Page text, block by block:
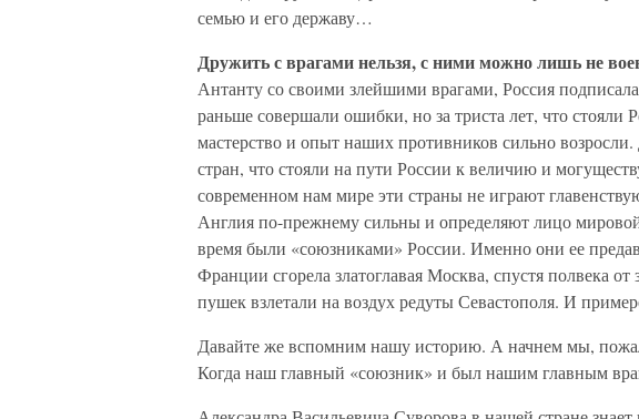
семью и его державу…
Дружить с врагами нельзя, с ними можно лишь не
Антанту со своими злейшими врагами, Россия
раньше совершали ошибки, но за триста лет, что стояли
мастерство и опыт наших противников сильно
стран, что стояли на пути России к величию и
современном нам мире эти страны не играют
Англия по-прежнему сильны и определяют лицо
время были «союзниками» России. Именно они ее
Франции сгорела златоглавая Москва, спустя полвека
пушек взлетали на воздух редуты Севастополя. И
Давайте же вспомним нашу историю. А начнем мы,
Когда наш главный «союзник» и был нашим главным